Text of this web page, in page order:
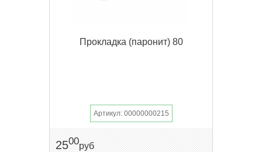
Прокладка (паронит) 80
Артикул: 00000000215
2500руб